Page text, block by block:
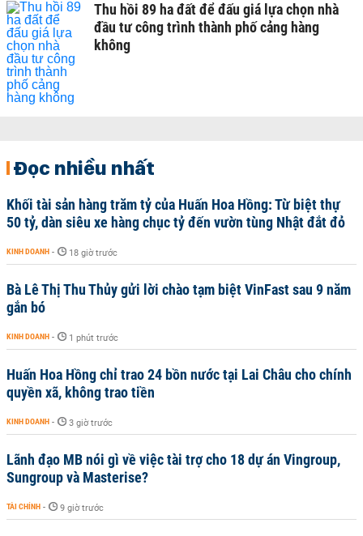
Thu hồi 89 ha đất để đấu giá lựa chọn nhà
đầu tư công trình thành phố cảng hàng
không
Đọc nhiều nhất
Khối tài sản hàng trăm tỷ của Huấn Hoa Hồng: Từ biệt thự
50 tỷ, dàn siêu xe hàng chục tỷ đến vườn tùng Nhật đắt đỏ
KINH DOANH - 18 giờ trước
Bà Lê Thị Thu Thủy gửi lời chào tạm biệt VinFast sau 9 năm
gắn bó
KINH DOANH - 1 phút trước
Huấn Hoa Hồng chỉ trao 24 bồn nước tại Lai Châu cho chính
quyền xã, không trao tiền
KINH DOANH - 3 giờ trước
Lãnh đạo MB nói gì về việc tài trợ cho 18 dự án Vingroup,
Sungroup và Masterise?
TÀI CHÍNH - 9 giờ trước